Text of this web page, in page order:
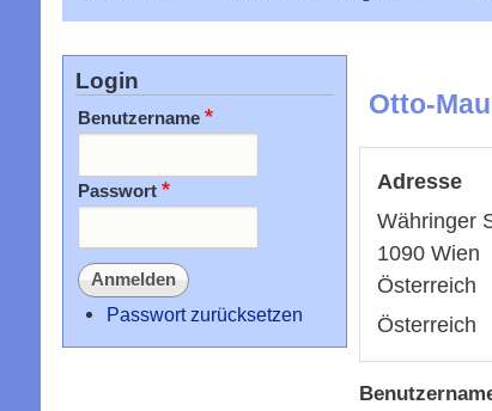
Otto-
Adresse
Währinger
1090 Wien
Österreich
Österreich
Login
Benutzername
Passwort
Passwort zurücksetzen